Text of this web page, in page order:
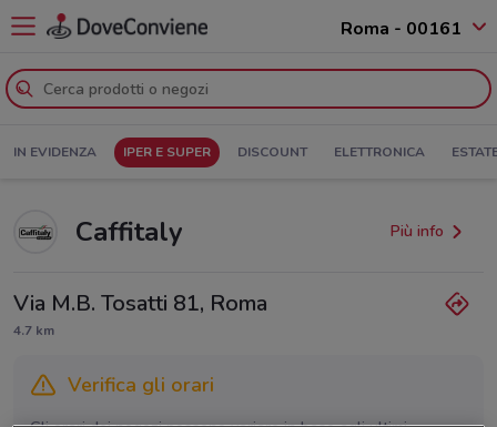
Roma - 00161
IN EVIDENZA IPER E SUPER DISCOUNT ELETTRONICA
Caffitaly Più info
Via M.B. Tosatti 81, Roma
4.7 km
Verifica gli orari